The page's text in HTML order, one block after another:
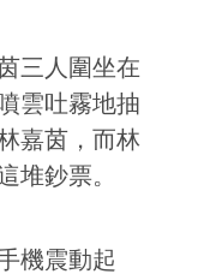
三人圍坐在
雲吐霧地抽
嘉茵，而林
堆鈔票。
機震動起